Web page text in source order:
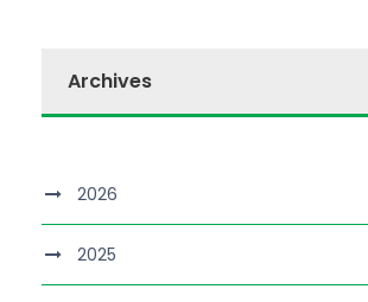
Archives
2026
2025